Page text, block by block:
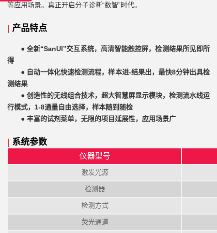
等应用场景。真正开启分子诊断“数智”时代。
| 产品特点
● 全新“SanUI”交互系统，高清智能触控屏，检测结果所见即所
得
● 自动一体化快速检测流程，样本进-结果出，最快8分钟出具检
测结果
● 创造性的无线组合技术，超大智慧屏显示模块，检测流水线运
行模式，1-8通量自由选择，样本随到随检
● 丰富的试剂菜单，无限的项目延展性，应用场景广
| 系统参数
仪器型号
激发光源
检测器
检测方式
荧光通道